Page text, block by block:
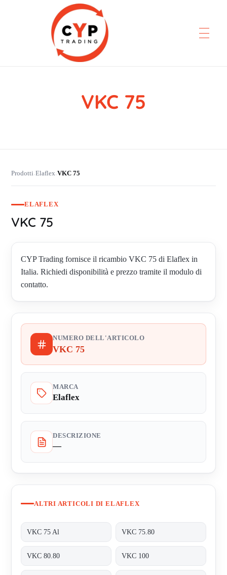
VKC 75
Prodotti›Elaflex›VKC 75
ELAFLEX
VKC 75
CYP Trading fornisce il ricambio VKC 75 di Elaflex in
Italia. Richiedi disponibilità e prezzo tramite il modulo di
contatto.
NUMERO DELL'ARTICOLO
VKC 75
MARCA
Elaflex
DESCRIZIONE
—
ALTRI ARTICOLI DI ELAFLEX
VKC 75 Al VKC 75.80
VKC 80.80 VKC 100